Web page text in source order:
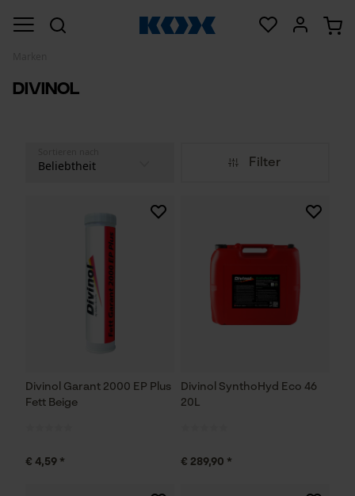
Divinol
Filter
Divinol Garant 2000 EP Plus
Fett Beige
€ 4,59 *
Divinol SynthoHyd Eco 46
20L
€ 289,90 *